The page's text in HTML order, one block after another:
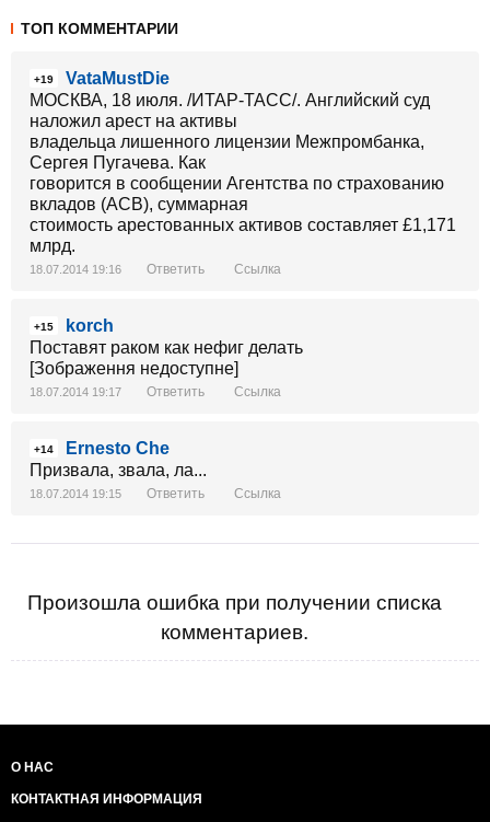
ТОП КОММЕНТАРИИ
+19
VataMustDie
МОСКВА, 18 июля. /ИТАР-ТАСС/. Английский суд
наложил арест на активы
владельца лишенного лицензии Межпромбанка,
Сергея Пугачева. Как
говорится в сообщении Агентства по страхованию
вкладов (АСВ), суммарная
стоимость арестованных активов составляет £1,171
млрд.
18.07.2014 19:16 Ответить Ссылка
+15
korch
Поставят раком как нефиг делать
[Зображення недоступне]
18.07.2014 19:17 Ответить Ссылка
+14
Ernesto Che
Призвала, звала, ла...
18.07.2014 19:15 Ответить Ссылка
Произошла ошибка при получении списка
комментариев.
О НАС
КОНТАКТНАЯ ИНФОРМАЦИЯ